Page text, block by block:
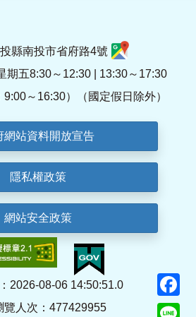
縣南投市省府路4號
期五8:30～12:30 | 13:30～17:30
9:00～16:30）（國定假日除外）
網站資料開放宣告
隱私權政策
網站安全政策
2026-08-06 14:50:51.0
覽人次：477429955